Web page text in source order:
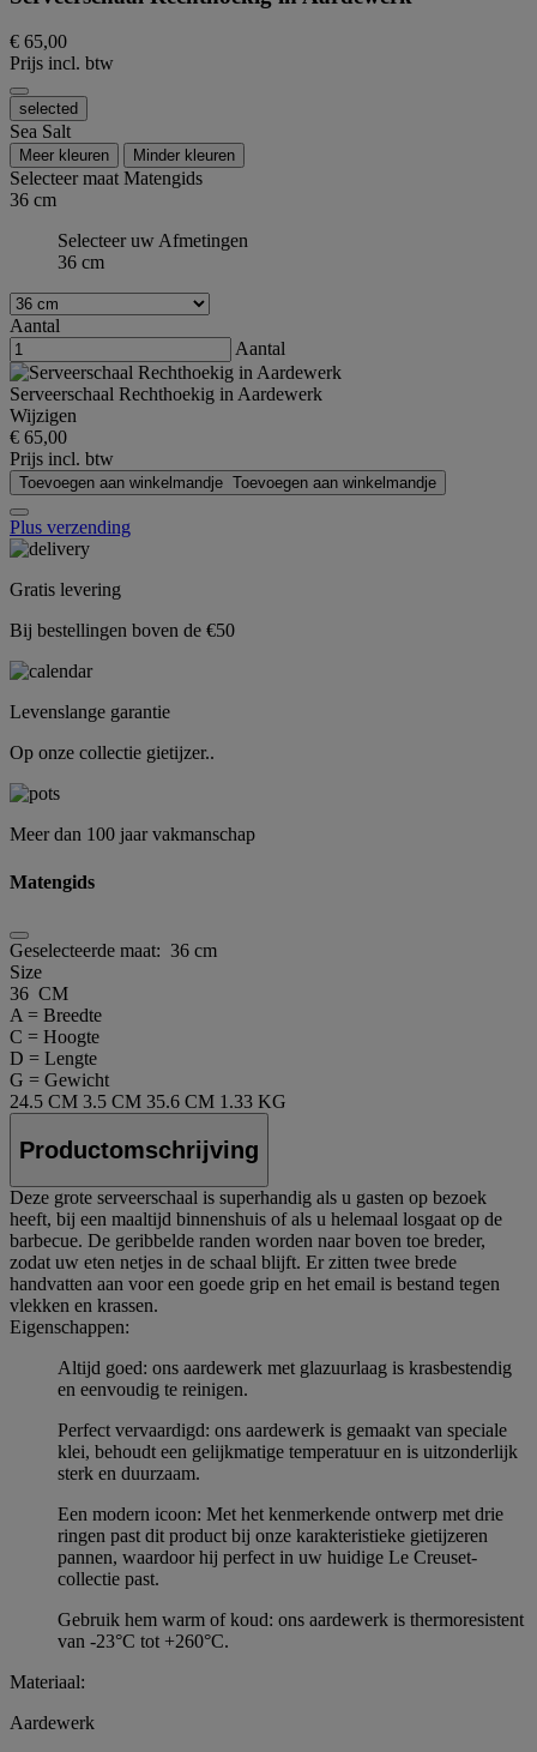
€ 65,00
Prijs incl. btw
selected
Sea Salt
Meer kleuren Minder kleuren
Selecteer maatMatengids
36 cm
Selecteer uw Afmetingen
36 cm
Aantal
Aantal
Serveerschaal Rechthoekig in Aardewerk
Wijzigen
€ 65,00
Prijs incl. btw
Toevoegen aan winkelmandje Toevoegen aan winkelmandje
Plus verzending
Gratis levering
Bij bestellingen boven de €50
Levenslange garantie
Op onze collectie gietijzer..
Meer dan 100 jaar vakmanschap
Matengids
Geselecteerde maat: 36 cm
Size
36 CM
A = Breedte
C = Hoogte
D = Lengte
G = Gewicht
24.5 CM 3.5 CM 35.6 CM 1.33 KG
Productomschrijving
Deze grote serveerschaal is superhandig als u gasten op bezoek
heeft, bij een maaltijd binnenshuis of als u helemaal losgaat op de
barbecue. De geribbelde randen worden naar boven toe breder,
zodat uw eten netjes in de schaal blijft. Er zitten twee brede
handvatten aan voor een goede grip en het email is bestand tegen
vlekken en krassen.
Eigenschappen:
Altijd goed: ons aardewerk met glazuurlaag is krasbestendig
en eenvoudig te reinigen.
Perfect vervaardigd: ons aardewerk is gemaakt van speciale
klei, behoudt een gelijkmatige temperatuur en is uitzonderlijk
sterk en duurzaam.
Een modern icoon: Met het kenmerkende ontwerp met drie
ringen past dit product bij onze karakteristieke gietijzeren
pannen, waardoor hij perfect in uw huidige Le Creuset-
collectie past.
Gebruik hem warm of koud: ons aardewerk is thermoresistent
van -23°C tot +260°C.
Materiaal:
Aardewerk